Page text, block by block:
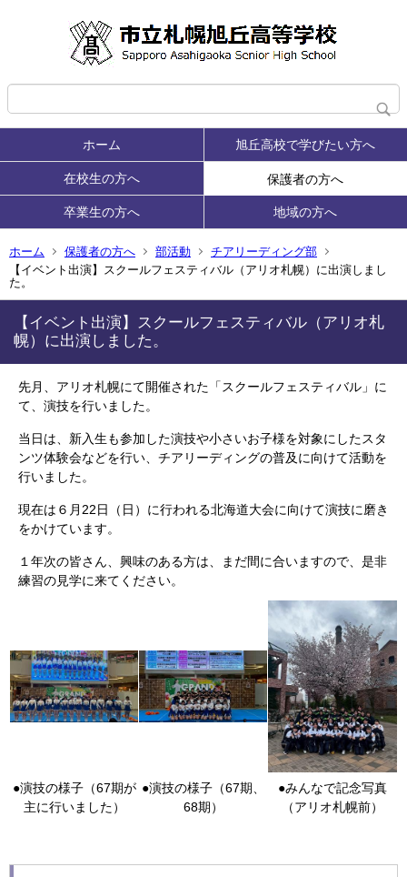
ホーム 旭丘高校で学びたい方へ
在校生の方へ 保護者の方へ
卒業生の方へ 地域の方へ
ホーム 保護者の方へ 部活動
チアリーディング部
【イベント出演】スクールフェスティバル（アリオ札幌）に出演しまし
た。
【イベント出演】スクールフェスティバル（アリオ札
幌）に出演しました。
先月、 アリオ札幌にて開催された「スクールフェスティバル」に
て、演技を行いました。
当日は、新入生も参加した演技や小さいお子様を対象にしたスタ
ンツ体験会などを行い、チアリーディングの普及に向けて活動を
行いました。
現在は６月22日（日）に行われる北海道大会に向けて演技に磨き
をかけています。
１年次の皆さん、興味のある方は、まだ間に合いますので、是非
練習の見学に来てください。
●演技の様子（67期が
主に行いました）
●演技の様子（67期、
68期）
●みんなで記念写真
（アリオ札幌前）